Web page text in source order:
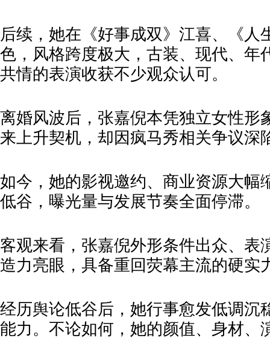
后续，她在《好事成双》江喜、《人
色，风格跨度极大，古装、现代、年
共情的表演收获不少观众认可。
离婚风波后，张嘉倪本凭独立女性形
来上升契机，却因疯马秀相关争议深
如今，她的影视邀约、商业资源大幅
低谷，曝光量与发展节奏全面停滞。
客观来看，张嘉倪外形条件出众、表
造力亮眼，具备重回荧幕主流的硬实
经历舆论低谷后，她行事愈发低调沉
能力。不论如何，她的颜值、身材、